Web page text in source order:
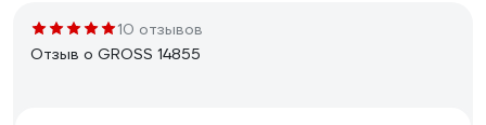
10 отзывов
Отзыв о GROSS 14855